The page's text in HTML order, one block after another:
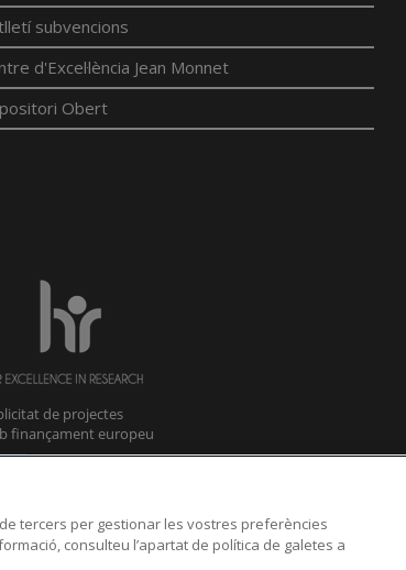
subvencions
d'Excel·lència Jean Monnet
Obert
tercers per gestionar les vostres preferències
consulteu l’apartat de política de galetes a